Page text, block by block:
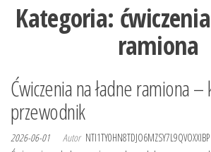
Kategoria:
ramiona
Ćwiczenia na ładne ramiona
przewodnik
2026-06-01 Autor NTI1TY0HN8TDJO6MZSY7L9QVOXXIBP